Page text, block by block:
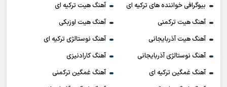
بیوگرافی خواننده های ترکیه ای
آهنگ هیت ترکیه ای
آهنگ هیت ترکمنی
آهنگ هیت اوزبکی
آهنگ هیت آذربایجانی
آهنگ نوستالژی ترکیه ای
آهنگ نوستالژی آذربایجانی
آهنگ کارادنیزی
آهنگ غمگین ترکیه ای
آهنگ غمگین ترکمنی